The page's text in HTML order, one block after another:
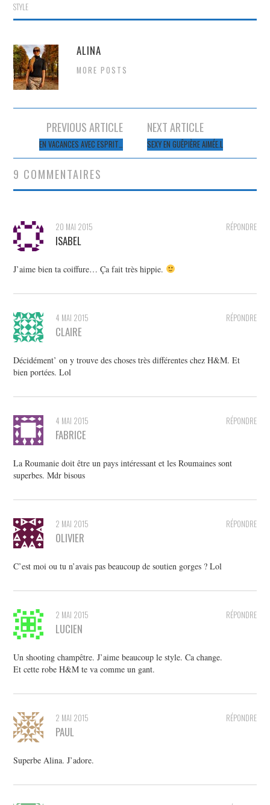
STYLE
ALINA
MORE POSTS
Navigation
articles
PREVIOUS ARTICLE
EN VACANCES AVEC ESPRIT…
NEXT ARTICLE
SEXY EN GUÊPIÈRE AIMÉE.L
9 COMMENTAIRES
RÉPONDRE
20 MAI 2015
ISABEL
J’aime bien ta coiffure… Ça fait très hippie.
RÉPONDRE
4 MAI 2015
CLAIRE
Décidément’ on y trouve des choses très différentes chez H&M. Et
bien portées. Lol
RÉPONDRE
4 MAI 2015
FABRICE
La Roumanie doit être un pays intéressant et les Roumaines sont
superbes. Mdr bisous
RÉPONDRE
2 MAI 2015
OLIVIER
C’est moi ou tu n’avais pas beaucoup de soutien gorges ? Lol
RÉPONDRE
2 MAI 2015
LUCIEN
Un shooting champêtre. J’aime beaucoup le style. Ca change.
Et cette robe H&M te va comme un gant.
RÉPONDRE
2 MAI 2015
PAUL
Superbe Alina. J’adore.